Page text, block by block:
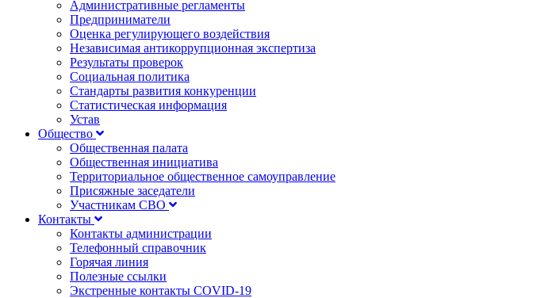
Административные регламенты
Предприниматели
Оценка регулирующего воздействия
Независимая антикоррупционная экспертиза
Результаты проверок
Социальная политика
Стандарты развития конкуренции
Статистическая информация
Устав
Общество
Общественная палата
Общественная инициатива
Территориальное общественное самоуправление
Присяжные заседатели
Участникам СВО
Контакты
Контакты администрации
Телефонный справочник
Горячая линия
Полезные ссылки
Экстренные контакты COVID-19